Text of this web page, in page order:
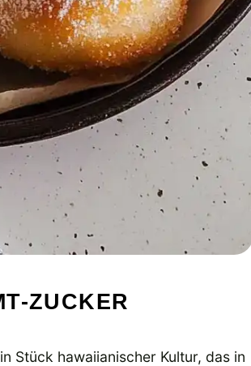
ZUCKER
Stück hawaiianischer Kultur, das in